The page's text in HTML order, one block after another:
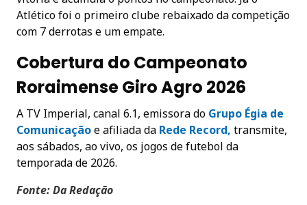
Atlético foi o primeiro clube rebaixado da competição
com 7 derrotas e um empate.
Cobertura do Campeonato
Roraimense Giro Agro 2026
A TV Imperial, canal 6.1, emissora do Grupo Égia de
Comunicaçãoe afiliada da Rede Record, transmite,
aos sábados, ao vivo, os jogos de futebol da
temporada de 2026.
Fonte: Da Redação